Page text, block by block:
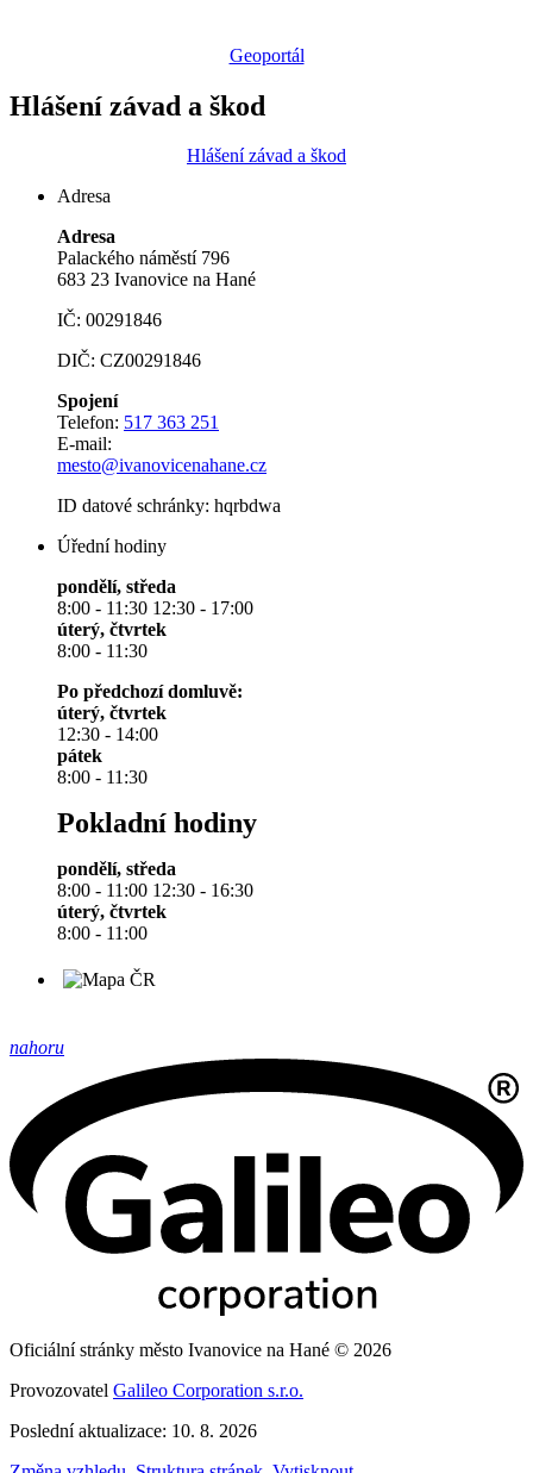
Geoportál
Hlášení závad a škod
Hlášení závad a škod
Adresa
Adresa
Palackého náměstí 796
683 23 Ivanovice na Hané
IČ: 00291846
DIČ: CZ00291846
Spojení
Telefon: 517 363 251
E-mail:
mesto@ivanovicenahane.cz
ID datové schránky: hqrbdwa
Úřední hodiny
pondělí, středa
8:00 - 11:30 12:30 - 17:00
úterý, čtvrtek
8:00 - 11:30
Po předchozí domluvě:
úterý, čtvrtek
12:30 - 14:00
pátek
8:00 - 11:30
Pokladní hodiny
pondělí, středa
8:00 - 11:00 12:30 - 16:30
úterý, čtvrtek
8:00 - 11:00
nahoru
Oficiální stránky město Ivanovice na Hané © 2026
Provozovatel Galileo Corporation s.r.o.
Poslední aktualizace: 10. 8. 2026